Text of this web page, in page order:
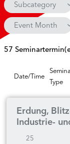
Subcategory
Event Month
57
Date/Time
Type
Erdung,
Industrie-
25